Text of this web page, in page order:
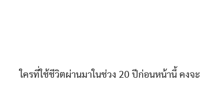
ใครที่ใช้ชีวิตผ่านมาในช่วง 20 ปีก่อนหน้านี้ คงจะ